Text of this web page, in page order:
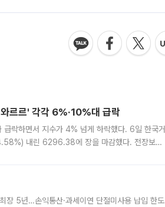
르르' 각각 6%·10%대 급락
락하면서 지수가 4% 넘게 하락했다. 6일 한국거
내린 6296.38에 장을 마감했다. 전장보다
장 5년…손익통산·과세이연 단절미사용 납입 한도